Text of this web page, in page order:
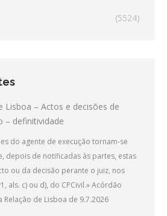
(5524)
Lisboa – Actos e decisões de
– definitividade
do agente de execução tornam-se
depois de notificadas às partes, estas
ou da decisão perante o juiz, nos
als. c) ou d), do CPCivil.» Acórdão
de Lisboa de 9.7.2026